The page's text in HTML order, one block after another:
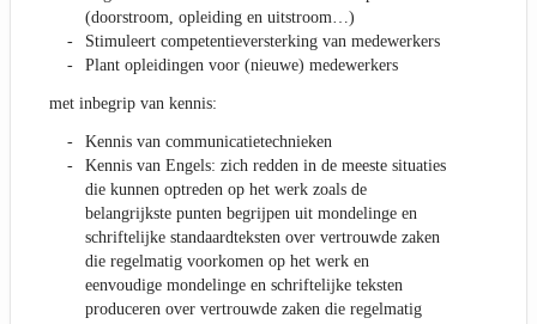
(doorstroom, opleiding en uitstroom…)
Stimuleert competentieversterking van medewerkers
Plant opleidingen voor (nieuwe) medewerkers
met inbegrip van kennis:
Kennis van communicatietechnieken
Kennis van Engels: zich redden in de meeste situaties
die kunnen optreden op het werk zoals de
belangrijkste punten begrijpen uit mondelinge en
schriftelijke standaardteksten over vertrouwde zaken
die regelmatig voorkomen op het werk en
eenvoudige mondelinge en schriftelijke teksten
produceren over vertrouwde zaken die regelmatig